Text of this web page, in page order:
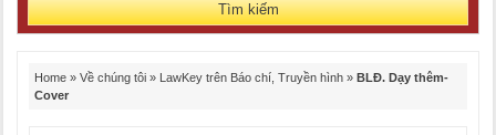
Tìm kiếm
Home » Về chúng tôi » LawKey trên Báo chí, Truyền hình » BLĐ. Dạy thêm-
Cover